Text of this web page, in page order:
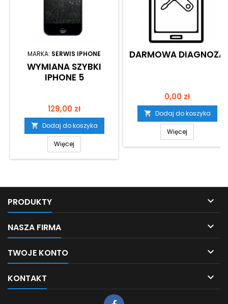
MARKA: SERWIS IPHONE
WYMIANA SZYBKI
IPHONE 5
Cena
129,00 zł
 Dodaj do koszyka
Więcej
DARMOWA DIAGNOZA
Cena
0,00 zł
 Dodaj do koszyka
Więcej
PRODUKTY 
NASZA FIRMA 
TWOJE KONTO 
KONTAKT 